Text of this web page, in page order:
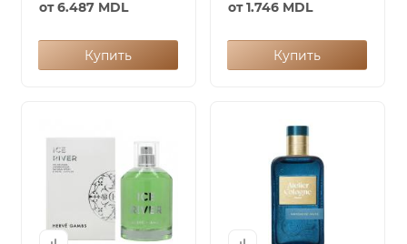
от6.487 MDL
Купить
от1.746 MDL
Купить